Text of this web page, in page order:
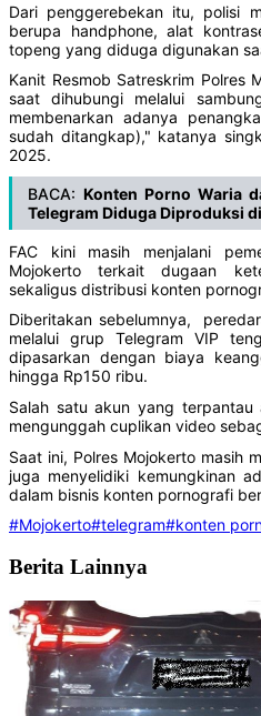
Dari penggerebekan itu, polisi
berupa handphone, alat
topeng yang diduga digunakan
Kanit Resmob Satreskrim Polres
saat dihubungi melalui
membenarkan adanya
sudah ditangkap)," katanya
2025.
BACA: Konten Porno Waria
Telegram Diduga Diproduksi
FAC kini masih menjalani
Mojokerto terkait dugaan
sekaligus distribusi konten
Diberitakan sebelumnya,
melalui grup Telegram VIP
dipasarkan dengan biaya
hingga Rp150 ribu.
Salah satu akun yang
mengunggah cuplikan video
Saat ini, Polres Mojokerto masih
juga menyelidiki kemungkinan
dalam bisnis konten pornografi
#Mojokerto#telegram#konten
Berita Lainnya